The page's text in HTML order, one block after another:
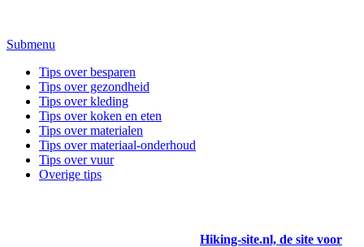
Submenu
Tips over besparen
Tips over gezondheid
Tips over kleding
Tips over koken en eten
Tips over materialen
Tips over materiaal-onderhoud
Tips over vuur
Overige tips
Hiking-site.nl, de site voor